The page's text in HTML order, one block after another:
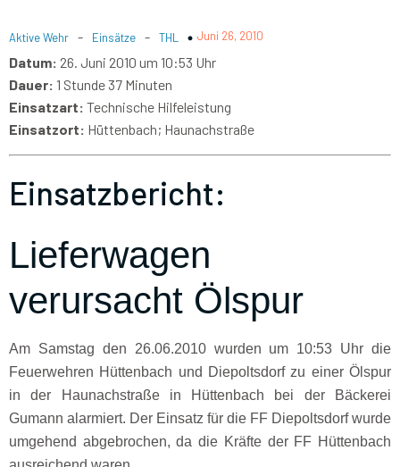
Aktive Wehr - Einsätze - THL Juni 26, 2010
Datum: 26. Juni 2010 um 10:53 Uhr
Dauer: 1 Stunde 37 Minuten
Einsatzart: Technische Hilfeleistung
Einsatzort: Hüttenbach; Haunachstraße
Einsatzbericht:
Lieferwagen
verursacht Ölspur
Am Samstag den 26.06.2010 wurden um 10:53 Uhr die
Feuerwehren Hüttenbach und Diepoltsdorf zu einer Ölspur
in der Haunachstraße in Hüttenbach bei der Bäckerei
Gumann alarmiert. Der Einsatz für die FF Diepoltsdorf wurde
umgehend abgebrochen, da die Kräfte der FF Hüttenbach